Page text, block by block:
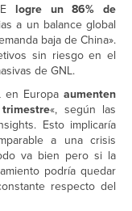
logre un 86% de
a un balance global
baja de China».
sin riesgo en el
de GNL.
en Europa aumenten
«, según las
Esto implicaría
a una crisis
va bien pero si la
podría quedar
respecto del